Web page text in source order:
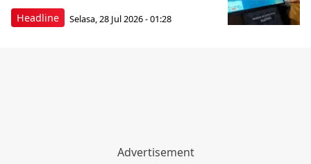
Headline Selasa, 28 Jul 2026 - 01:28